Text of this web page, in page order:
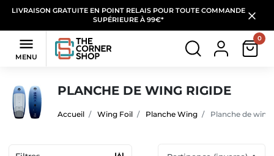
LIVRAISON GRATUITE EN POINT RELAIS POUR TOUTE COMMANDE
SUPÉRIEURE À 99€*

MENU
0
PLANCHE DE WING RIGIDE
Accueil Wing Foil Planche Wing Planche de wing